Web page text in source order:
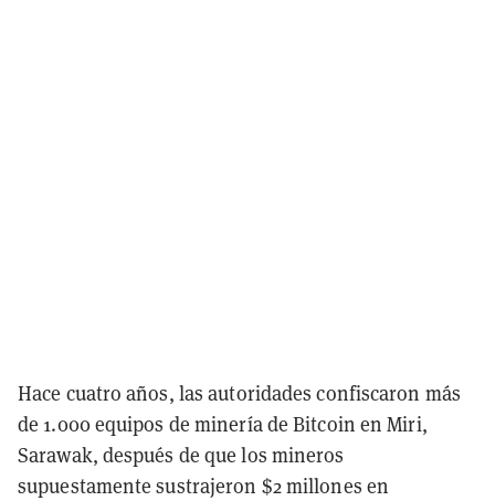
Hace cuatro años, las autoridades confiscaron más
de 1.000 equipos de minería de Bitcoin en Miri,
Sarawak, después de que los mineros
supuestamente sustrajeron $2 millones en